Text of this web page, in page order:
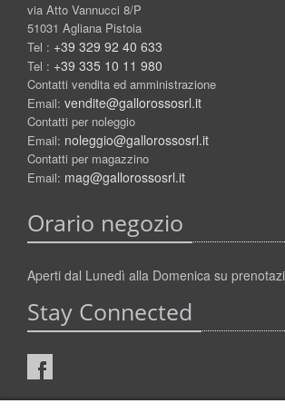
via Atto Vannucci 8/P
51031 Agliana Pistoia
Tel : +39 329 92 40 633
Tel : +39 335 10 11 980
Contatti vendita ed amministrazione
Email: vendite@gallorossosrl.it
Contatti per noleggio
Email: noleggio@gallorossosrl.it
Contatti per magazzino
Email: mag@gallorossosrl.it
Orario negozio
Aperti dal Lunedì alla Domenica su
Stay Connected